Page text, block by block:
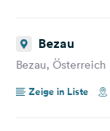
Bezau
Bezau, Österreich
Zeige in Liste